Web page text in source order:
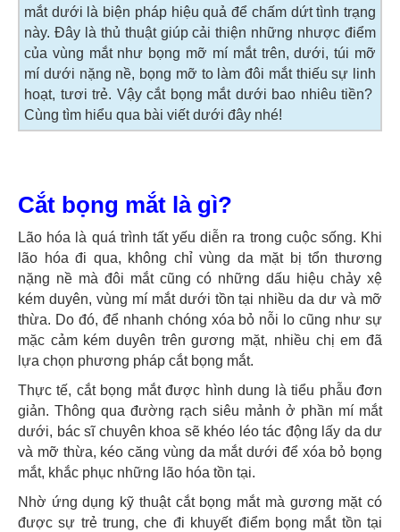
mắt dưới là biện pháp hiệu quả để chấm dứt tình trạng
này. Đây là thủ thuật giúp cải thiện những nhược điểm
của vùng mắt như bọng mỡ mí mắt trên, dưới, túi mỡ
mí dưới nặng nề, bọng mỡ to làm đôi mắt thiếu sự linh
hoạt, tươi trẻ. Vậy cắt bọng mắt dưới bao nhiêu tiền?
Cùng tìm hiểu qua bài viết dưới đây nhé!
Cắt bọng mắt là gì?
Lão hóa là quá trình tất yếu diễn ra trong cuộc sống. Khi
lão hóa đi qua, không chỉ vùng da mặt bị tổn thương
nặng nề mà đôi mắt cũng có những dấu hiệu chảy xệ
kém duyên, vùng mí mắt dưới tồn tại nhiều da dư và mỡ
thừa. Do đó, để nhanh chóng xóa bỏ nỗi lo cũng như sự
mặc cảm kém duyên trên gương mặt, nhiều chị em đã
lựa chọn phương pháp cắt bọng mắt.
Thực tế, cắt bọng mắt được hình dung là tiểu phẫu đơn
giản. Thông qua đường rạch siêu mảnh ở phần mí mắt
dưới, bác sĩ chuyên khoa sẽ khéo léo tác động lấy da dư
và mỡ thừa, kéo căng vùng da mắt dưới để xóa bỏ bọng
mắt, khắc phục những lão hóa tồn tại.
Nhờ ứng dụng kỹ thuật cắt bọng mắt mà gương mặt có
được sự trẻ trung, che đi khuyết điểm bọng mắt tồn tại